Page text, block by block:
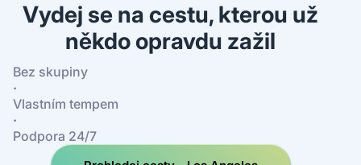
Vydej se na cestu, kterou už
někdo opravdu zažil
Bez skupiny
·
Vlastním tempem
·
Podpora 24/7